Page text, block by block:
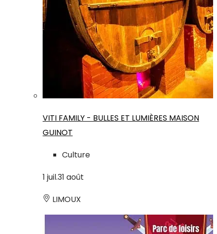
VITI FAMILY - BULLES ET LUMIÈRES MAISON
GUINOT
Culture
1 juil.31 août
LIMOUX